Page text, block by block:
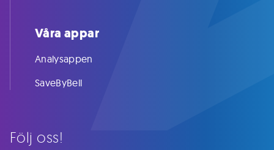
Följ oss!
Våra appar
Analysappen
SaveByBell